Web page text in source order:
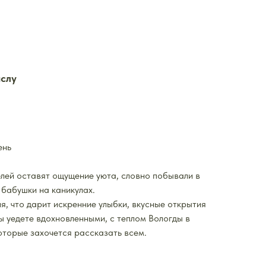
оставят ощущение уюта, словно побывали в
на каникулах.
что дарит искренние улыбки, вкусные открытия
уедете вдохновленными, с теплом Вологды в
захочется рассказать всем.